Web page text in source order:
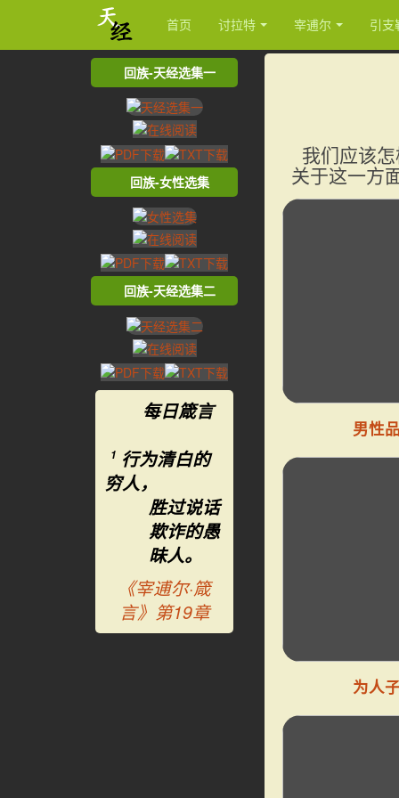
首页 讨拉特 宰逋尔 引支
我们应该
关于这一方
男性
为人
回族-天经选集一
回族-女性选集
回族-天经选集二
每日箴言
1 行为清白的
穷人，
胜过说话
欺诈的愚
昧人。
《宰逋尔·箴
言》第19章